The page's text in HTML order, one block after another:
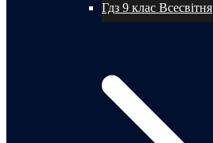
Гдз 9 клас Всесвітня